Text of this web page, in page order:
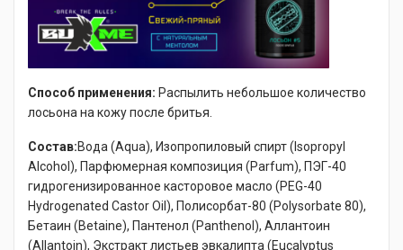
Способ применения: Распылить небольшое количество
лосьона на кожу после бритья.
Состав:Вода (Aqua), Изопропиловый спирт (Isopropyl
Alcohol), Парфюмерная композиция (Parfum), ПЭГ-40
гидрогенизированное касторовое масло (PEG-40
Hydrogenated Castor Oil), Полисорбат-80 (Polysorbate 80),
Бетаин (Betaine), Пантенол (Panthenol), Аллантоин
(Allantoin), Экстракт листьев эвкалипта (Eucalyptus